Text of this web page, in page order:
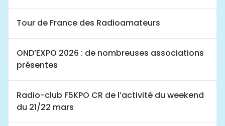
Tour de France des Radioamateurs
OND’EXPO 2026 : de nombreuses associations
présentes
Radio-club F5KPO CR de l’activité du weekend
du 21/22 mars